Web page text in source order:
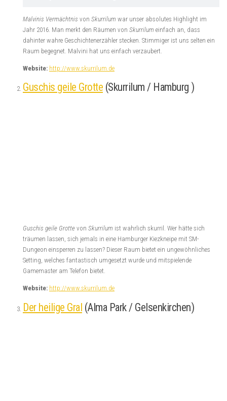
Malvinis Vermächtnis von Skurrilum war unser absolutes Highlight im
Jahr 2016. Man merkt den Räumen von Skurrilum einfach an, dass
dahinter wahre Geschichtenerzähler stecken. Stimmiger ist uns selten ein
Raum begegnet. Malvini hat uns einfach verzaubert.
Website: http://www.skurrilum.de
Guschis geile Grotte (Skurrilum / Hamburg )
Guschis geile Grotte von Skurrilum ist wahrlich skurril. Wer hätte sich
träumen lassen, sich jemals in eine Hamburger Kiezkneipe mit SM-
Dungeon einsperren zu lassen? Dieser Raum bietet ein ungewöhnliches
Setting, welches fantastisch umgesetzt wurde und mitspielende
Gamemaster am Telefon bietet.
Website: http://www.skurrilum.de
Der heilige Gral (Alma Park / Gelsenkirchen)